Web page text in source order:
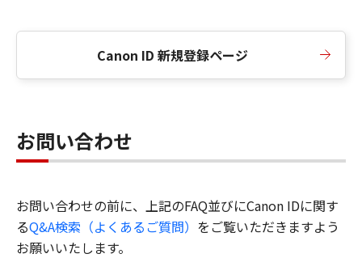
Canon ID 新規登録ページ
お問い合わせ
お問い合わせの前に、上記のFAQ並びにCanon IDに関す
るQ&A検索（よくあるご質問） をご覧いただきますよう
お願いいたします。